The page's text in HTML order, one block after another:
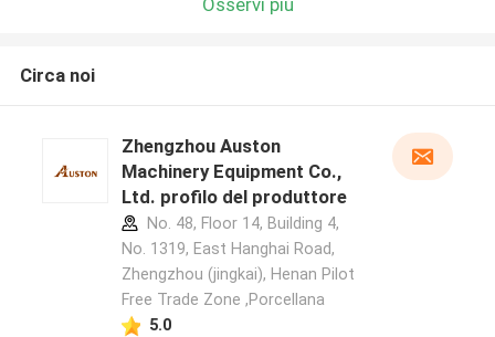
Circa noi
Zhengzhou Auston
Machinery Equipment Co.,
Ltd. profilo del produttore
No. 48, Floor 14, Building 4,
No. 1319, East Hanghai Road,
Zhengzhou (jingkai), Henan Pilot
Free Trade Zone ,Porcellana
5.0